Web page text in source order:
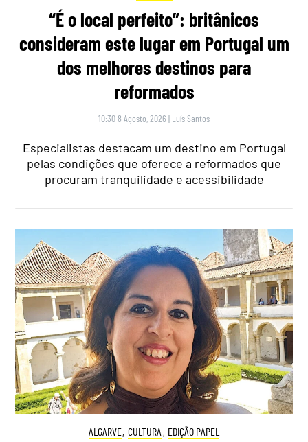
“É o local perfeito”: britânicos
consideram este lugar em Portugal um
dos melhores destinos para
reformados
10:30 8 Agosto, 2026 | Luís Santos
Especialistas destacam um destino em Portugal
pelas condições que oferece a reformados que
procuram tranquilidade e acessibilidade
ALGARVE, CULTURA , EDIÇÃO PAPEL